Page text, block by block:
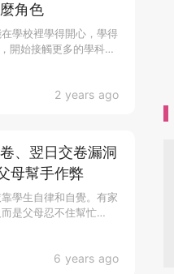
2 years ago
角色
學校裡學得開心，學得
開始接觸更多的學科，
6 years ago
、翌日交卷漏洞
母幫手作弊
學生自律和自覺。有家
是父母忍不住幫忙